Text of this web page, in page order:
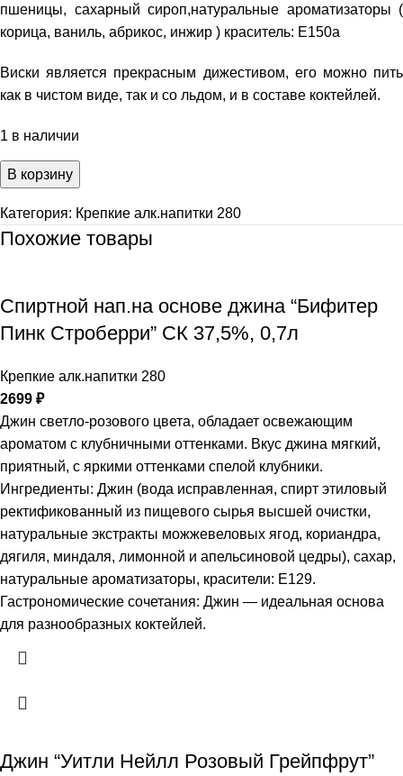
пшеницы, сахарный сироп,натуральные ароматизаторы (
корица, ваниль, абрикос, инжир ) краситель: Е150а
Виски является прекрасным дижестивом, его можно пить
как в чистом виде, так и со льдом, и в составе коктейлей.
1 в наличии
В корзину
Категория: Крепкие алк.напитки 280
Похожие товары
Спиртной нап.на основе джина “Бифитер
Пинк Строберри” СК 37,5%, 0,7л
Крепкие алк.напитки 280
2699 ₽
Джин светло-розового цвета, обладает освежающим
ароматом с клубничными оттенками. Вкус джина мягкий,
приятный, с яркими оттенками спелой клубники.
Ингредиенты: Джин (вода исправленная, спирт этиловый
ректификованный из пищевого сырья высшей очистки,
натуральные экстракты можжевеловых ягод, кориандра,
дягиля, миндаля, лимонной и апельсиновой цедры), сахар,
натуральные ароматизаторы, красители: Е129.
Гастрономические сочетания: Джин — идеальная основа
для разнообразных коктейлей.
Джин “Уитли Нейлл Розовый Грейпфрут”